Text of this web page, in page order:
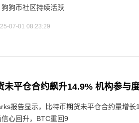
狗币社区持续活跃
07-01 08:23:29
未平仓合约飙升14.9% 机构参与
报告显示，比特币期货未平仓合约量增
心回升，BTC重回9